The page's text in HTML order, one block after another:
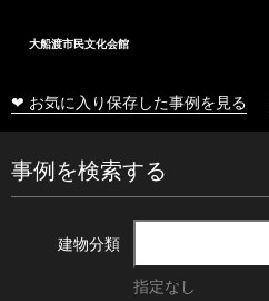
大船渡市民文化会館
❤ お気に入り保存した事例を見る
事例を検索する
建物分類
指定なし